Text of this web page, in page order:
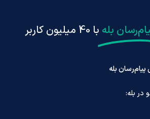
این امر باعث می‌شود که در صورت بروز
سایبری یا خرابی سخت‌افزار، امکان
بله با 40 میلیون کاربر
پیام‌رسان بله
در بله: